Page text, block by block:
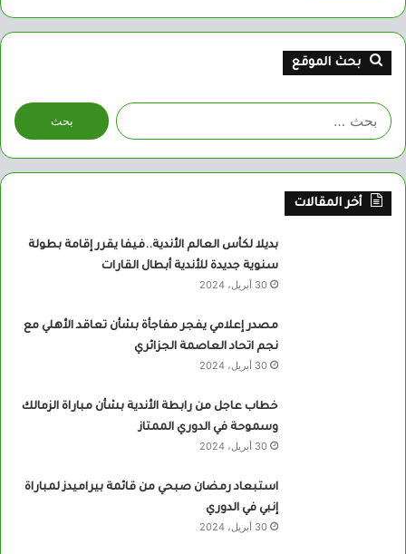
بحث الموقع
البحث
عن:
أخر المقالات
بديلا لكأس العالم الأندية..فيفا يقرر إقامة بطولة
سنوية جديدة للأندية أبطال القارات
30 أبريل، 2024
مصدر إعلامي يفجر مفاجأة بشأن تعاقد الأهلي مع
نجم اتحاد العاصمة الجزائري
30 أبريل، 2024
خطاب عاجل من رابطة الأندية بشأن مباراة الزمالك
وسموحة في الدوري الممتاز
30 أبريل، 2024
استبعاد رمضان صبحي من قائمة بيراميدز لمباراة
إنبي في الدوري
30 أبريل، 2024